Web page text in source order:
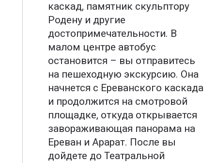
каскад, памятник скульптору
Родену и другие
достопримечательности. В
малом центре автобус
остановится – вы отправитесь
на пешеходную экскурсию. Она
начнется с Ереванского каскада
и продолжится на смотровой
площадке, откуда открывается
завораживающая панорама на
Ереван и Арарат. После вы
дойдете до Театральной